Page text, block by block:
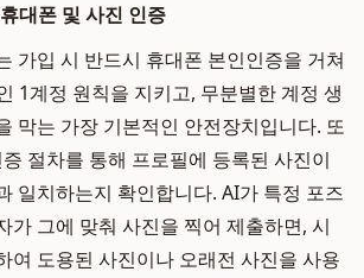
대폰 및 사진 인증
가입 시 반드시 휴대폰 본인인증을 거쳐
1계정 원칙을 지키고, 무분별한 계정 생
막는 가장 기본적인 안전장치입니다. 또
절차를 통해 프로필에 등록된 사진이
일치하는지 확인합니다. AI가 특정 포즈
가 그에 맞춰 사진을 찍어 제출하면, 시
여 도용된 사진이나 오래전 사진을 사용